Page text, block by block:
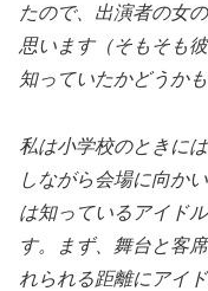
たので、出演者の女
思います（そもそも
知っていたかどうかも
私は小学校のときに
しながら会場に向か
は知っているアイド
す。まず、舞台と客
れられる距離にアイ